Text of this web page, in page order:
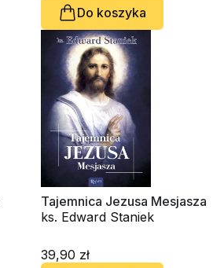
Do koszyka
Tajemnica Jezusa Mesjasza
ks. Edward Staniek
39,90 zł